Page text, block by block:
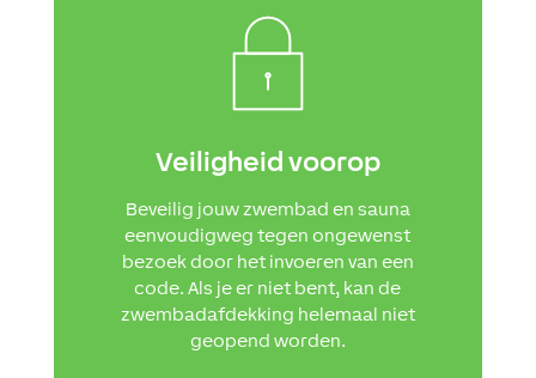
Veiligheid voorop
Beveilig jouw zwembad en sauna
eenvoudigweg tegen ongewenst
bezoek door het invoeren van een
code. Als je er niet bent, kan de
zwembadafdekking helemaal niet
geopend worden.